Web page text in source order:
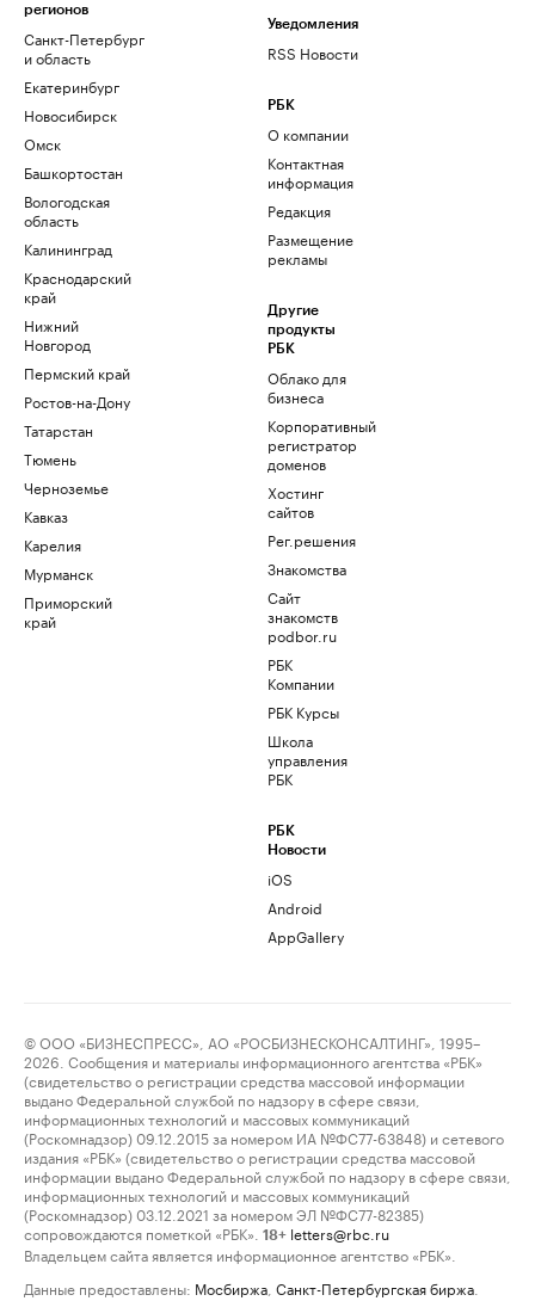
регионов
Санкт-Петербург
и область
Екатеринбург
Новосибирск
Омск
Башкортостан
Вологодская
область
Калининград
Краснодарский
край
Нижний
Новгород
Пермский край
Ростов-на-Дону
Татарстан
Тюмень
Черноземье
Кавказ
Карелия
Мурманск
Приморский
край
Уведомления
RSS Новости
РБК
О компании
Контактная
информация
Редакция
Размещение
рекламы
Другие
продукты
РБК
Облако для
бизнеса
Корпоративный
регистратор
доменов
Хостинг
сайтов
Рег.решения
Знакомства
Сайт
знакомств
podbor.ru
РБК
Компании
РБК Курсы
Школа
управления
РБК
РБК
Новости
iOS
Android
AppGallery
© ООО «БИЗНЕСПРЕСС», АО «РОСБИЗНЕСКОНСАЛТИНГ», 1995–
2026. Сообщения и материалы информационного агентства «РБК»
(свидетельство о регистрации средства массовой информации
выдано Федеральной службой по надзору в сфере связи,
информационных технологий и массовых коммуникаций
(Роскомнадзор) 09.12.2015 за номером ИА №ФС77-63848) и сетевого
издания «РБК» (свидетельство о регистрации средства массовой
информации выдано Федеральной службой по надзору в сфере связи,
информационных технологий и массовых коммуникаций
(Роскомнадзор) 03.12.2021 за номером ЭЛ №ФС77-82385)
сопровождаются пометкой «РБК».
18+ letters@rbc.ru
Владельцем сайта является информационное агентство «РБК».
Данные предоставлены: Мосбиржа Санкт-Петербургская биржа